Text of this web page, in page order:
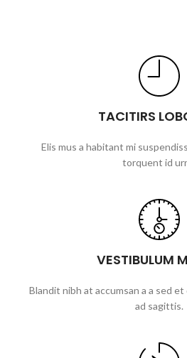
TACITIRS
Elis mus a habitant mi
torquent id
VESTIBULUM
Blandit nibh at accumsan a a sed
ad sagittis.